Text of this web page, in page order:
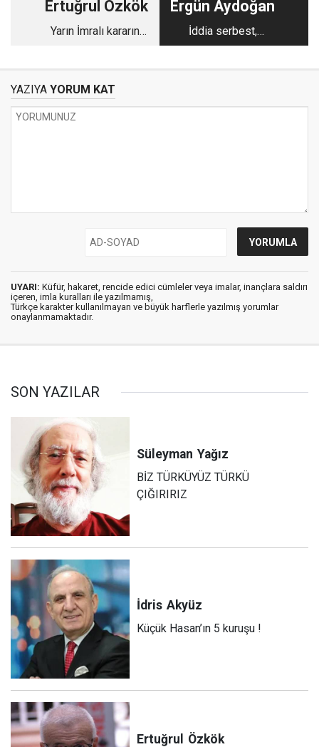
Ertuğrul Özkök
Yarın İmralı kararını
kim daha “Selo’cu”
Ergün Aydoğan
İddia serbest,
savunma yasak!
YAZIYA YORUM KAT
UYARI: Küfür, hakaret, rencide edici cümleler veya imalar, inançlara saldırı
içeren, imla kuralları ile yazılmamış,
Türkçe karakter kullanılmayan ve büyük harflerle yazılmış yorumlar
onaylanmamaktadır.
SON YAZILAR
Süleyman Yağız
BİZ TÜRKÜYÜZ TÜRKÜ
ÇIĞIRIRIZ
İdris Akyüz
Küçük Hasan’ın 5 kuruşu !
Ertuğrul Özkök